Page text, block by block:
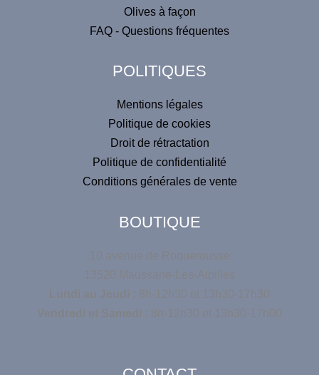
Olives à façon
FAQ - Questions fréquentes
POLITIQUES
Mentions légales
Politique de cookies
Droit de rétractation
Politique de confidentialité
Conditions générales de vente
BOUTIQUE
10 avenue de Roquerousse
13520 Maussane-Les-Alpilles
Lundi au Jeudi : 8h-12h30 et 13h30-17h30
Vendredi et Samedi : 8h-12h30 et 13h30-17h00